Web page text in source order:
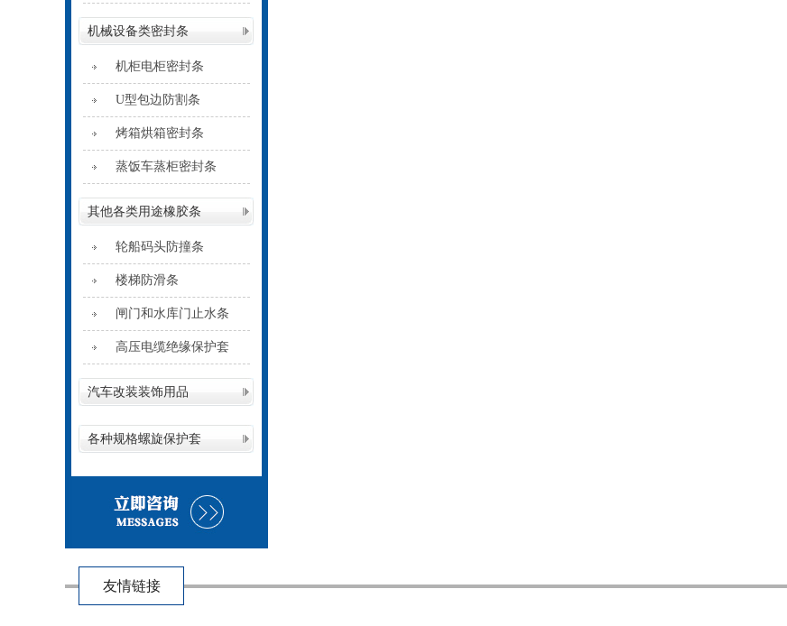
机械设备类密封条
机柜电柜密封条
U型包边防割条
烤箱烘箱密封条
蒸饭车蒸柜密封条
其他各类用途橡胶条
轮船码头防撞条
楼梯防滑条
闸门和水库门止水条
高压电缆绝缘保护套
汽车改装装饰用品
各种规格螺旋保护套
友情链接